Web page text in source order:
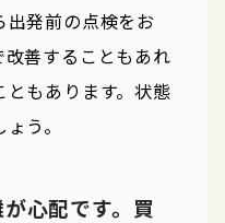
出発前の点検をお
善することもあれ
もあります。状態
う。
心配です。買